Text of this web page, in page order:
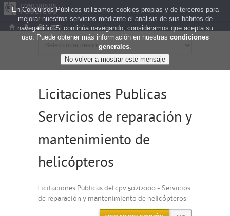
Licitaciones Publicas
Servicios de reparación y
mantenimiento de
helicópteros
Licitaciones Publicas del cpv 50212000 - Servicios
de reparación y mantenimiento de helicópteros
En Concursos Públicos utilizamos cookies propias y de terceros para
mejorar nuestros servicios mediante el análisis de sus hábitos de
navegación. Si continúa navegando, consideramos que acepta su
uso. Puede obtener más información en nuestras condiciones
generales.